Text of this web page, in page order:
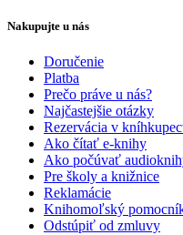
Nakupujte u nás
Doručenie
Platba
Prečo práve u nás?
Najčastejšie otázky
Rezervácia v
Ako čítať e-knihy
Ako počúvať
Pre školy a knižnice
Reklamácie
Knihomoľský
Odstúpiť od zmluvy